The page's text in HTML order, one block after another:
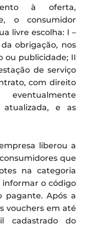
à oferta,
o consumidor
livre escolha: I –
obrigação, nos
ou publicidade; II
de serviço
com direito
atualizada, e as
liberou a
que
na categoria
informar o código
pagante. Após a
vouchers em até
cadastrado do